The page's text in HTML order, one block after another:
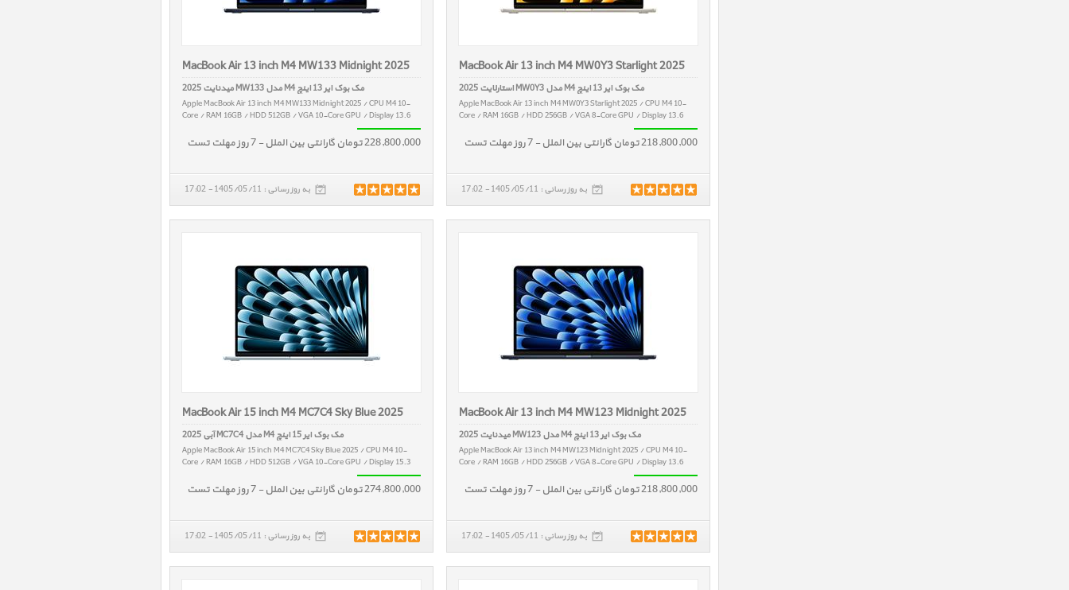
MacBook Air 13 inch M4 MW0Y3 Starlight 2025
مک بوک ایر 13 اینچ M4 مدل MW0Y3 استارلایت 2025
Apple MacBook Air 13 inch M4 MW0Y3 Starlight 2025 / CPU M4 10-
Core / RAM 16GB / HDD 256GB / VGA 8-Core GPU / Display 13.6
218,800,000 تومان گارانتی بین الملل - 7 روز مهلت تست
به روز رسانی : 1405/05/11 - 17:02
MacBook Air 13 inch M4 MW133 Midnight 2025
مک بوک ایر 13 اینچ M4 مدل MW133 میدنایت 2025
Apple MacBook Air 13 inch M4 MW133 Midnight 2025 / CPU M4 10-
Core / RAM 16GB / HDD 512GB / VGA 10-Core GPU / Display 13.6
228,800,000 تومان گارانتی بین الملل - 7 روز مهلت تست
به روز رسانی : 1405/05/11 - 17:02
MacBook Air 13 inch M4 MW123 Midnight 2025
مک بوک ایر 13 اینچ M4 مدل MW123 میدنایت 2025
Apple MacBook Air 13 inch M4 MW123 Midnight 2025 / CPU M4 10-
Core / RAM 16GB / HDD 256GB / VGA 8-Core GPU / Display 13.6
218,800,000 تومان گارانتی بین الملل - 7 روز مهلت تست
به روز رسانی : 1405/05/11 - 17:02
MacBook Air 15 inch M4 MC7C4 Sky Blue 2025
مک بوک ایر 15 اینچ M4 مدل MC7C4 آبی 2025
Apple MacBook Air 15 inch M4 MC7C4 Sky Blue 2025 / CPU M4 10-
Core / RAM 16GB / HDD 512GB / VGA 10-Core GPU / Display 15.3
274,800,000 تومان گارانتی بین الملل - 7 روز مهلت تست
به روز رسانی : 1405/05/11 - 17:02